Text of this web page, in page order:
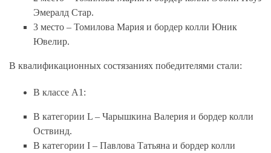
Эмералд Стар.
3 место – Томилова Мария и бордер колли Юник
Ювелир.
В квалификационных состязанияхпобедителями стали:
В классе А1:
В категории L – Чарышкина Валерия и бордер колли
Оствинд.
В категории I – Павлова Татьяна и бордер колли